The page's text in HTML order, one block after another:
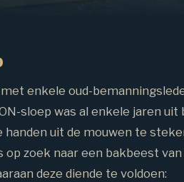
enkele oud-
sloep was al enkele jaren uit
handen uit de mouwen te
op zoek naar een bakbeest
deze diende te voldoen: